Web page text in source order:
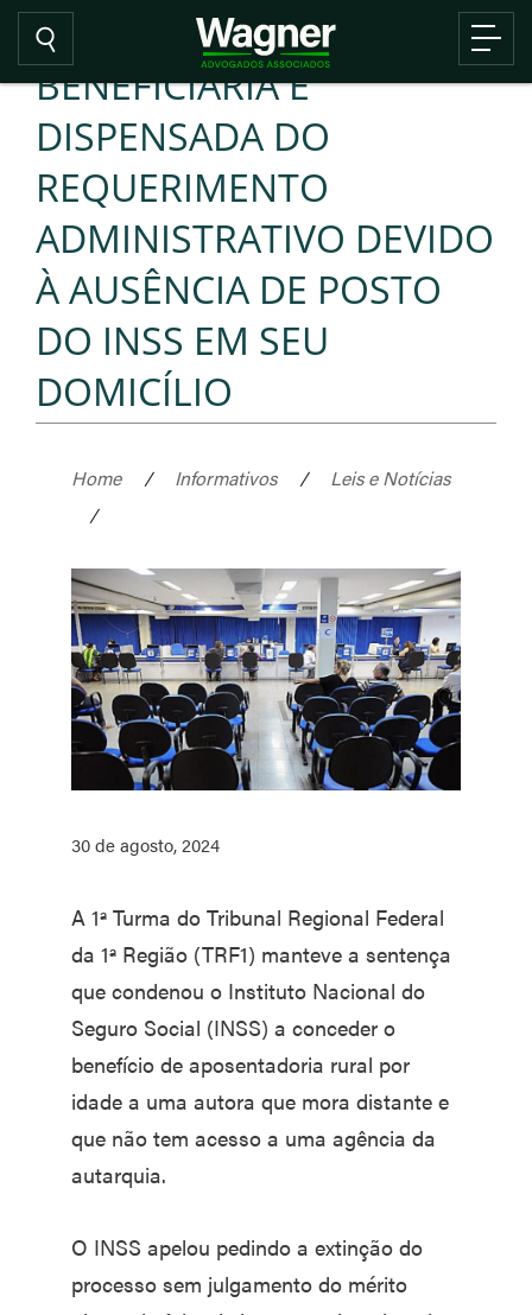
BENEFICIÁRIA É
DISPENSADA DO
REQUERIMENTO
ADMINISTRATIVO DEVIDO
À AUSÊNCIA DE POSTO
DO INSS EM SEU
DOMICÍLIO
Home / Informativos /
Leis e Notícias
/
30 de agosto, 2024
A 1ª Turma do Tribunal Regional Federal
da 1ª Região (TRF1) manteve a sentença
que condenou o Instituto Nacional do
Seguro Social (INSS) a conceder o
benefício de aposentadoria rural por
idade a uma autora que mora distante e
que não tem acesso a uma agência da
autarquia.
O INSS apelou pedindo a extinção do
processo sem julgamento do mérito